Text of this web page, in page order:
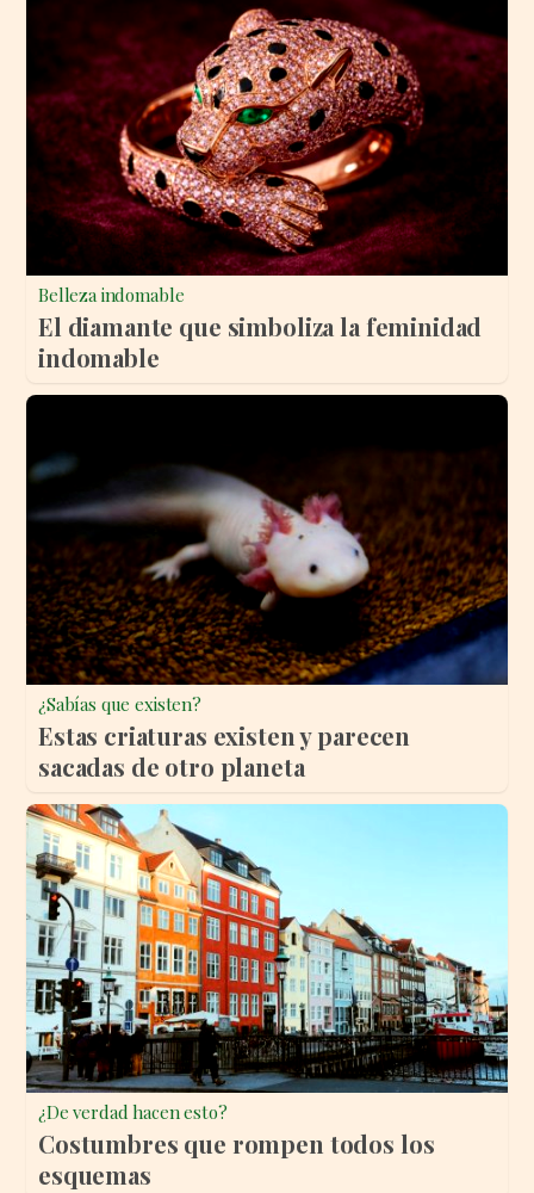
Belleza indomable
El diamante que simboliza la feminidad
indomable
¿Sabías que existen?
Estas criaturas existen y parecen
sacadas de otro planeta
¿De verdad hacen esto?
Costumbres que rompen todos los
esquemas